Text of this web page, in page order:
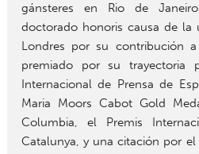
gánsteres en Rio de
doctorado honoris causa de la
Londres por su contribución
premiado por su trayectoria
Internacional de Prensa de
Maria Moors Cabot Gold
Columbia, el Premis
Catalunya, y una citación por el